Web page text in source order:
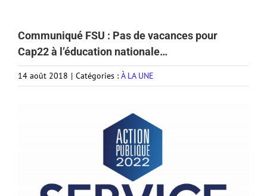
Communiqué FSU : Pas de vacances pour
Cap22 à l’éducation nationale…
14 août 2018 | Catégories : À LA UNE